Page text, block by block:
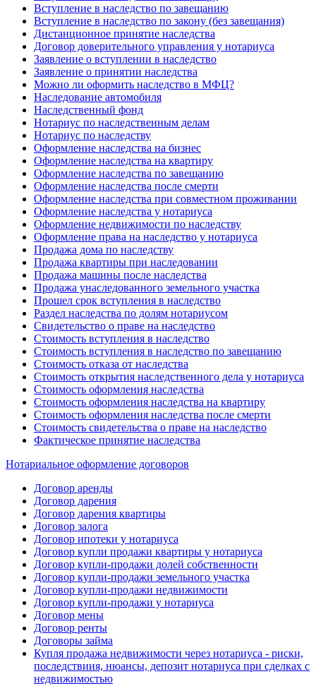
Вступление в наследство по завещанию
Вступление в наследство по закону (без завещания)
Дистанционное принятие наследства
Договор доверительного управления у нотариуса
Заявление о вступлении в наследство
Заявление о принятии наследства
Можно ли оформить наследство в МФЦ?
Наследование автомобиля
Наследственный фонд
Нотариус по наследственным делам
Нотариус по наследству
Оформление наследства на бизнес
Оформление наследства на квартиру
Оформление наследства по завещанию
Оформление наследства после смерти
Оформление наследства при совместном проживании
Оформление наследства у нотариуса
Оформление недвижимости по наследству
Оформление права на наследство у нотариуса
Продажа дома по наследству
Продажа квартиры при наследовании
Продажа машины после наследства
Продажа унаследованного земельного участка
Прошел срок вступления в наследство
Раздел наследства по долям нотариусом
Свидетельство о праве на наследство
Стоимость вступления в наследство
Стоимость вступления в наследство по завещанию
Стоимость отказа от наследства
Стоимость открытия наследственного дела у нотариуса
Стоимость оформления наследства
Стоимость оформления наследства на квартиру
Стоимость оформления наследства после смерти
Стоимость свидетельства о праве на наследство
Фактическое принятие наследства
Нотариальное оформление договоров
Договор аренды
Договор дарения
Договор дарения квартиры
Договор залога
Договор ипотеки у нотариуса
Договор купли продажи квартиры у нотариуса
Договор купли-продажи долей собственности
Договор купли-продажи земельного участка
Договор купли-продажи недвижимости
Договор купли-продажи у нотариуса
Договор мены
Договор ренты
Договоры займа
Купля продажа недвижимости через нотариуса - риски,
последствиия, нюансы, депозит нотариуса при сделках с
недвижимостью